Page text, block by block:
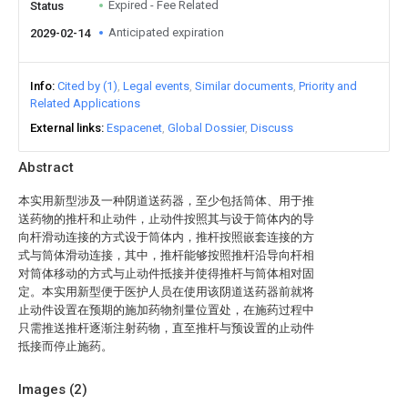
Abstract
本实用新型涉及一种阴道送药器，至少包括筒体、用于推
送药物的推杆和止动件，止动件按照其与设于筒体内的导
向杆滑动连接的方式设于筒体内，推杆按照嵌套连接的方
式与筒体滑动连接，其中，推杆能够按照推杆沿导向杆相
对筒体移动的方式与止动件抵接并使得推杆与筒体相对固
定。本实用新型便于医护人员在使用该阴道送药器前就将
止动件设置在预期的施加药物剂量位置处，在施药过程中
只需推送推杆逐渐注射药物，直至推杆与预设置的止动件
抵接而停止施药。
Images (2)
Status Expired - Fee Related
2029-02-14 Anticipated expiration
Info Cited by (1) Legal events Similar documents Priority and
Related Applications
External links Espacenet Global Dossier Discuss